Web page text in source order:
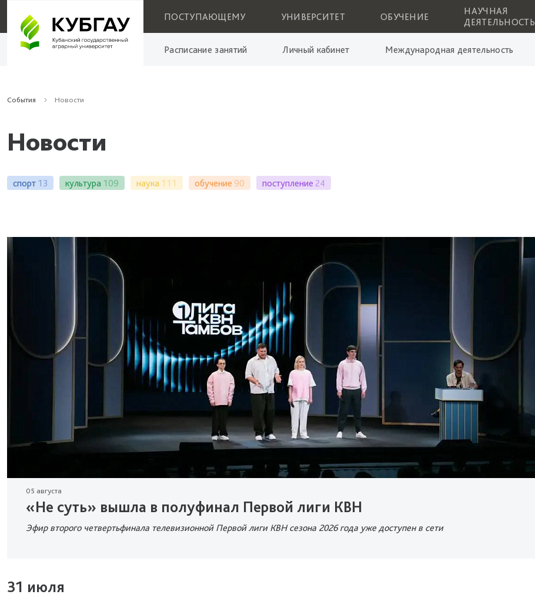
ПОСТУПАЮЩЕМУ УНИВЕРСИТЕТ ОБУЧЕНИЕ
НАУЧНАЯ
ДЕЯТЕЛЬНОСТЬ
Расписание занятий Личный кабинет Международная деятельность
События Новости
Новости
спорт 13 культура 109 наука 111 обучение 90 поступление 24
05 августа
«Не суть» вышла в полуфинал Первой лиги КВН
Эфир второго четвертьфинала телевизионной Первой лиги КВН сезона 2026 года уже доступен в сети
31 июля